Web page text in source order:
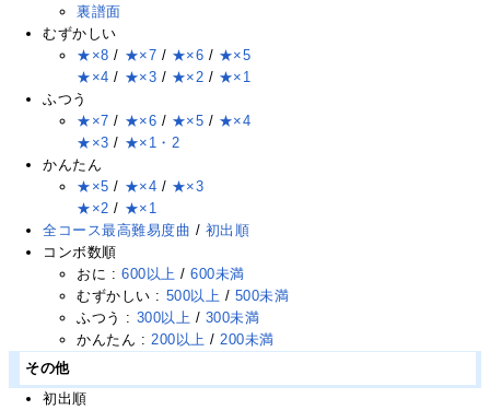
裏譜面
むずかしい
★×8 / ★×7 / ★×6 / ★×5
★×4 / ★×3 / ★×2 / ★×1
ふつう
★×7 / ★×6 / ★×5 / ★×4
★×3 / ★×1・2
かんたん
★×5 / ★×4 / ★×3
★×2 / ★×1
全コース最高難易度曲 / 初出順
コンボ数順
おに : 600以上 /600未満
むずかしい : 500以上 / 500未満
ふつう : 300以上 / 300未満
かんたん : 200以上 / 200未満
その他
初出順